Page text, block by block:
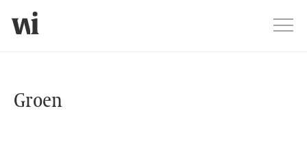
Groen webshop
Groen